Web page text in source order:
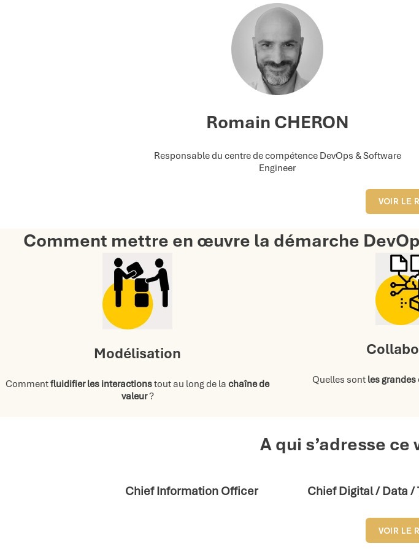
Romain CHERON
Responsable du centre de compétence DevOps & Software
Engineer
VOIR LE
Comment mettre en œuvre la démarche
Modélisation
Commentfluidifier les interactionstout au long de la chaîne de
valeur?
Quelles sont les grandes
A qui s’adresse
Chief Information Officer Chief Digital / Data /
VOIR LE